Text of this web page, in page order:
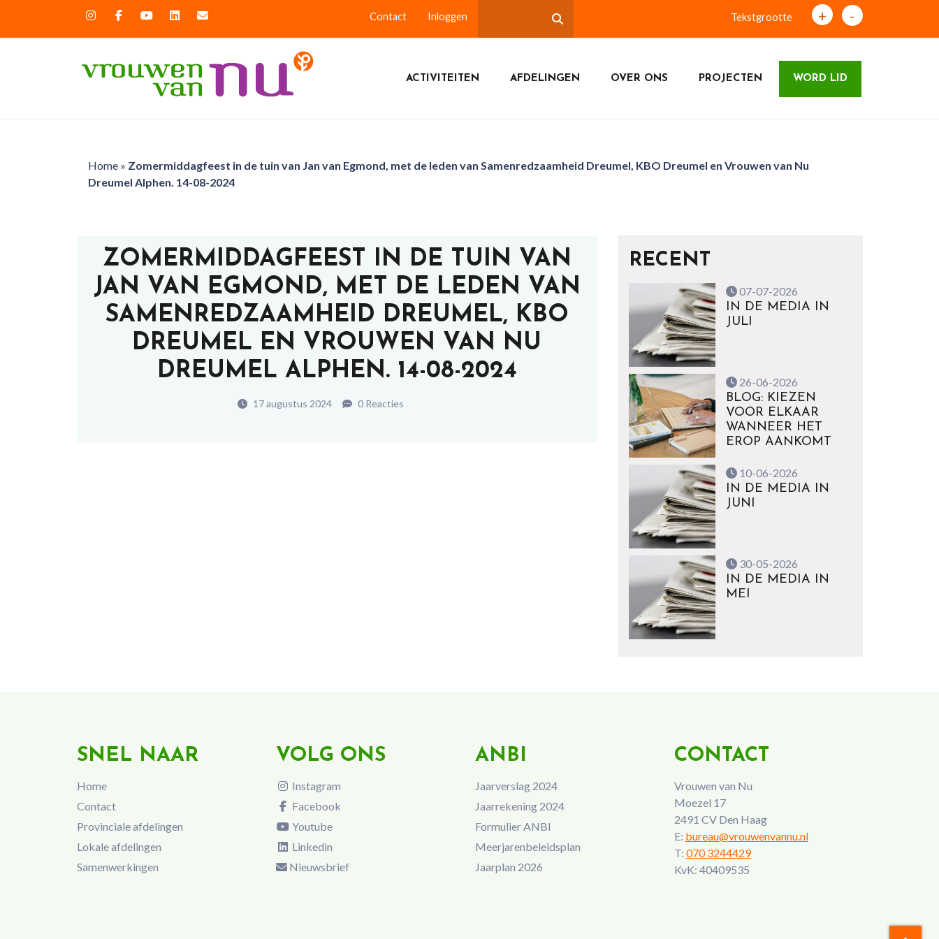
Contact Inloggen Tekstgrootte + -
ACTIVITEITEN AFDELINGEN OVER ONS PROJECTEN WORD LID
Home» Zomermiddagfeest in de tuin van Jan van Egmond, met de leden van Samenredzaamheid Dreumel, KBO Dreumel en Vrouwen van Nu
Dreumel Alphen. 14-08-2024
ZOMERMIDDAGFEEST IN DE TUIN VAN
JAN VAN EGMOND, MET DE LEDEN VAN
SAMENREDZAAMHEID DREUMEL, KBO
DREUMEL EN VROUWEN VAN NU
DREUMEL ALPHEN. 14-08-2024
17 augustus 2024 0 Reacties
RECENT
07-07-2026
IN DE MEDIA IN
JULI
26-06-2026
BLOG: KIEZEN
VOOR ELKAAR
WANNEER HET
EROP AANKOMT
10-06-2026
IN DE MEDIA IN
JUNI
30-05-2026
IN DE MEDIA IN
MEI
SNEL NAAR
Home
Contact
Provinciale afdelingen
Lokale afdelingen
Samenwerkingen
VOLG ONS
Instagram
Facebook
Youtube
Linkedin
Nieuwsbrief
ANBI
Jaarverslag 2024
Jaarrekening 2024
Formulier ANBI
Meerjarenbeleidsplan
Jaarplan 2026
CONTACT
Vrouwen van Nu
Moezel 17
2491 CV Den Haag
E: bureau@vrouwenvannu.nl
T: 070 3244429
KvK: 40409535